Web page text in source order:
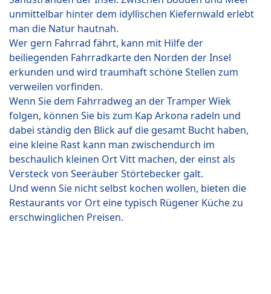
unmittelbar hinter dem idyllischen Kiefernwald erlebt
man die Natur hautnah.
Wer gern Fahrrad fährt, kann mit Hilfe der
beiliegenden Fahrradkarte den Norden der Insel
erkunden und wird traumhaft schöne Stellen zum
verweilen vorfinden.
Wenn Sie dem Fahrradweg an der Tramper Wiek
folgen, können Sie bis zum Kap Arkona radeln und
dabei ständig den Blick auf die gesamt Bucht haben,
eine kleine Rast kann man zwischendurch im
beschaulich kleinen Ort Vitt machen, der einst als
Versteck von Seeräuber Störtebecker galt.
Und wenn Sie nicht selbst kochen wollen, bieten die
Restaurants vor Ort eine typisch Rügener Küche zu
erschwinglichen Preisen.